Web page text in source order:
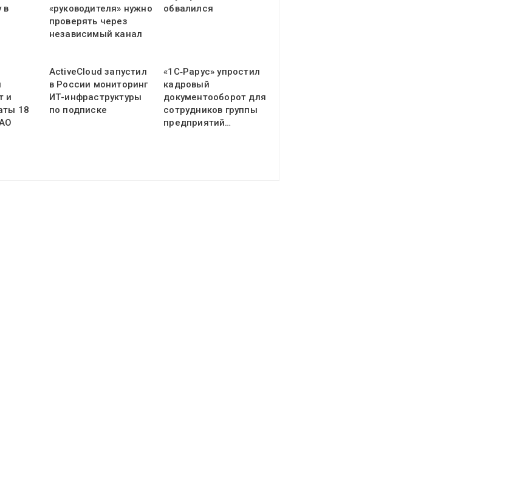
в
«руководителя» нужно
проверять через
независимый канал
обвалился
и
18
ActiveCloud запустил
в России мониторинг
ИТ-инфраструктуры
по подписке
«1С‑Рарус» упростил
кадровый
документооборот для
сотрудников группы
предприятий…